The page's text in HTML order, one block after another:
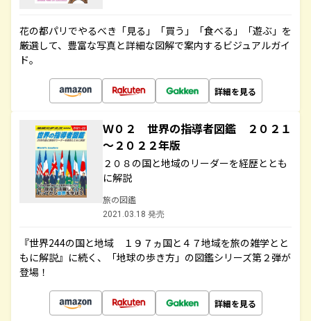
花の都パリでやるべき「見る」「買う」「食べる」「遊ぶ」を
厳選して、豊富な写真と詳細な図解で案内するビジュアルガイ
ド。
詳細を見る
Ｗ０２ 世界の指導者図鑑 ２０２１
～２０２２年版
２０８の国と地域のリーダーを経歴ととも
に解説
旅の図鑑
2021.03.18 発売
『世界244の国と地域 １９７ヵ国と４７地域を旅の雑学とと
もに解説』に続く、「地球の歩き方」の図鑑シリーズ第２弾が
登場！
詳細を見る